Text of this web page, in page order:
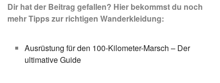
Dir hat der Beitrag gefallen? Hier bekommst du noch
mehr Tipps zur richtigen Wanderkleidung:
Ausrüstung für den 100-Kilometer-Marsch – Der
ultimative Guide